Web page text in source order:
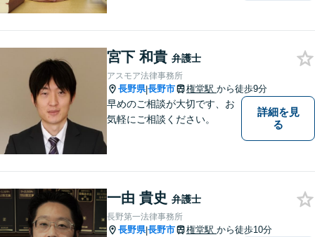
宮下 和貴 弁護士
アスモア法律事務所
長野県|長野市 権堂駅 から徒歩9分
早めのご相談が大切です、お
気軽にご相談ください。
詳細を見
る
一由 貴史 弁護士
長野第一法律事務所
長野県|長野市 権堂駅 から徒歩10分